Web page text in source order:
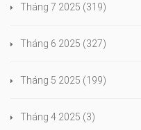
Tháng 7 2025 (319)
Tháng 6 2025 (327)
Tháng 5 2025 (199)
Tháng 4 2025 (3)